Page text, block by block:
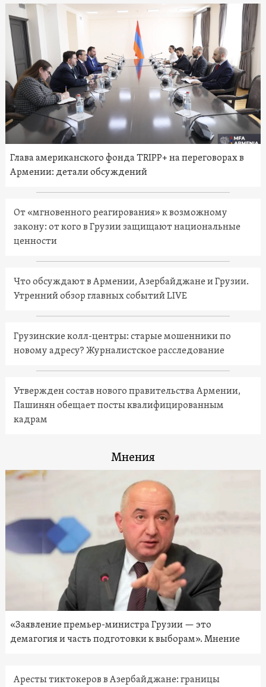
Глава американского фонда TRIPP+ на переговорах в
Армении: детали обсуждений
От «мгновенного реагирования» к возможному
закону: от кого в Грузии защищают национальные
ценности
Что обсуждают в Армении, Азербайджане и Грузии.
Утренний обзор главных событий LIVE
Грузинские колл-центры: старые мошенники по
новому адресу? Журналистское расследование
Утвержден состав нового правительства Армении,
Пашинян обещает посты квалифицированным
кадрам
Мнения
«Заявление премьер-министра Грузии — это
демагогия и часть подготовки к выборам». Мнение
Аресты тиктокеров в Азербайджане: границы